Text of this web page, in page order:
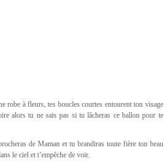
robe à fleurs, tes boucles courtes entourent ton visage
alors tu ne sais pas si tu lâcheras ce ballon pour te
de Maman et tu brandiras toute fière ton beau
le ciel et t’empêche de voir.